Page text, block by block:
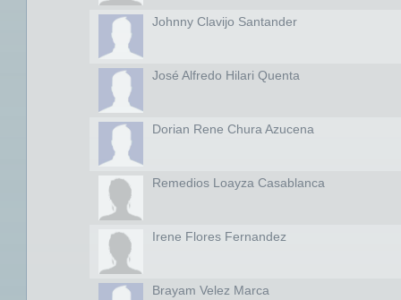
Johnny Clavijo Santander
José Alfredo Hilari Quenta
Dorian Rene Chura Azucena
Remedios Loayza Casablanca
Irene Flores Fernandez
Brayam Velez Marca